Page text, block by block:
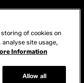
of cookies on
site usage,
Information
Allow all